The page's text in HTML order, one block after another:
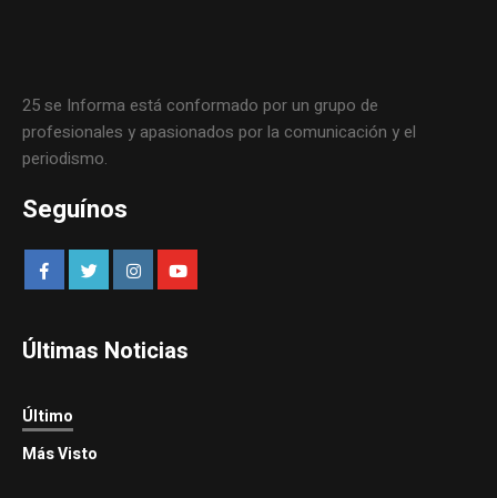
25 se Informa está conformado por un grupo de
profesionales y apasionados por la comunicación y el
periodismo.
Seguínos
Últimas Noticias
Último
Más Visto